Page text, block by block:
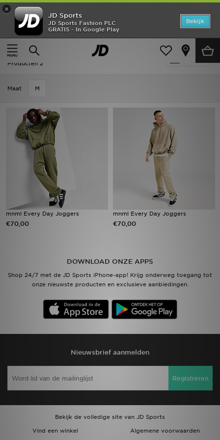
×
JD Sports
JD Sports Fashion PLC
GRATIS - In Google Play
Bekijk
Thuis
Heren Herenkleding Joggingbroeken
Heren - Mnml Joggingbroeken
Producten 2
Maat M
mnml Every Day Joggers
€70,00
mnml Every Day Joggers
€70,00
DOWNLOAD ONZE APPS
Shop 24/7 met de JD Sports iPhone-app! Krijg onderweg toegang tot
onze nieuwste producten en exclusieve aanbiedingen.
Nieuwsbrief aanmelden
Registreren
Bekijk de volledige site van JD Sports
Vind een winkel
Algemene voorwaarden
Home
Offers
New In
Kids
Collecties
Voetbal
Bestelling traceren
Mijn JD
Klantenservice
Download de app